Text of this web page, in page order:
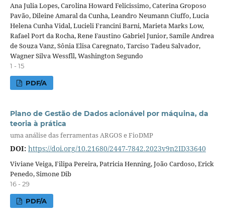
Ana Julia Lopes, Carolina Howard Felicissimo, Caterina Groposo
Pavão, Dileine Amaral da Cunha, Leandro Neumann Ciuffo, Lucia
Helena Cunha Vidal, Lucieli Francini Barni, Marieta Marks Low,
Rafael Port da Rocha, Rene Faustino Gabriel Junior, Samile Andrea
de Souza Vanz, Sônia Elisa Caregnato, Tarciso Tadeu Salvador,
Wagner Silva Wessfll, Washington Segundo
1 - 15
PDF/A
Plano de Gestão de Dados acionável por máquina, da
teoria à prática
uma análise das ferramentas ARGOS e FioDMP
DOI: https://doi.org/10.21680/2447-7842.2023v9n2ID33640
Viviane Veiga, Filipa Pereira, Patricia Henning, João Cardoso, Erick
Penedo, Simone Dib
16 - 29
PDF/A